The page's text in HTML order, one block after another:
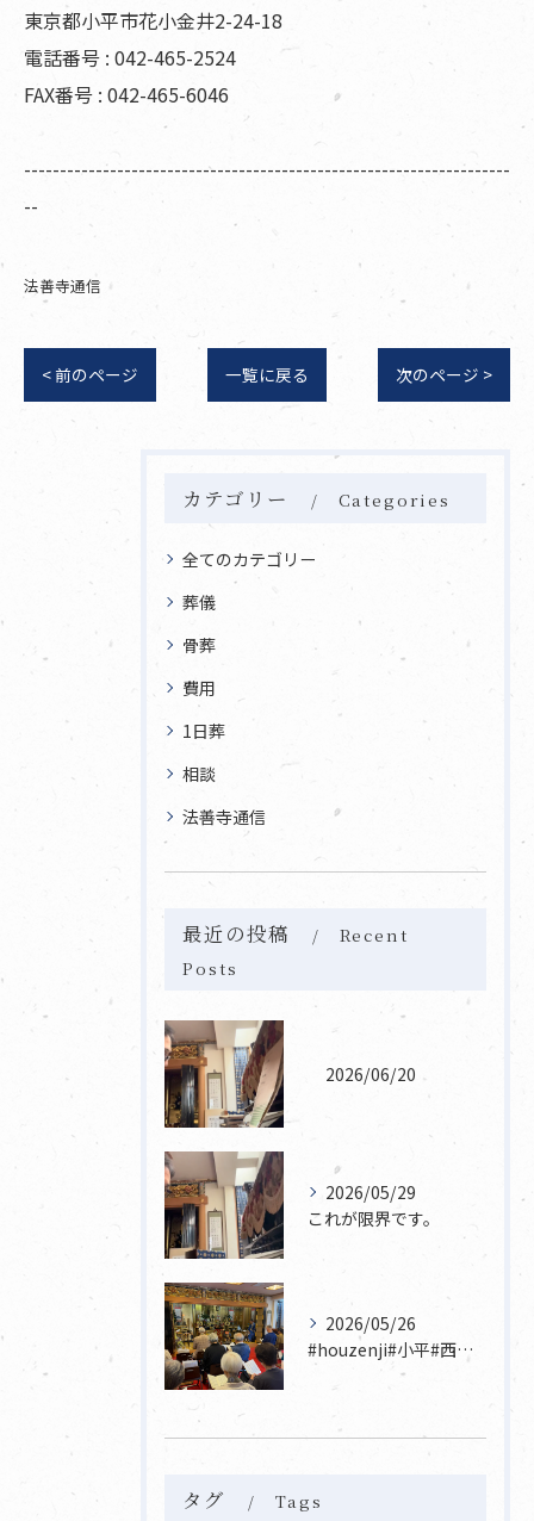
東京都小平市花小金井2-24-18
電話番号 : 042-465-2524
FAX番号 : 042-465-6046
--------------------------------------------------------------------
--
法善寺通信
< 前のページ 一覧に戻る 次のページ >
カテゴリー Categories
全てのカテゴリー
葬儀
骨葬
費用
1日葬
相談
法善寺通信
最近の投稿
Recent
Posts
2026/06/20
2026/05/29
これが限界です。
2026/05/26
#houzenji#小平#西東京市#東村山#立川市国分寺市寺...
タグ Tags